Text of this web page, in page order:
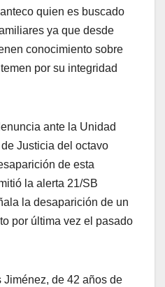
quien es buscado
ya que desde
conocimiento sobre
por su integridad
ante la Unidad
Justicia del octavo
de esta
la alerta 21/SB
la desaparición de un
por última vez el pasado
Jiménez, de 42 años de